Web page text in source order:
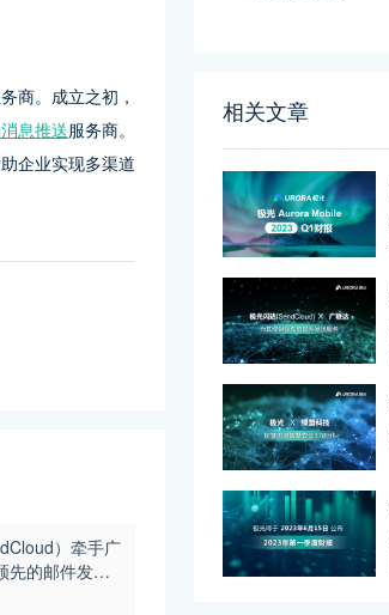
商。成立之初，
息推送服务商。
企业实现多渠道
）牵手广
先的邮件发送
相关文章